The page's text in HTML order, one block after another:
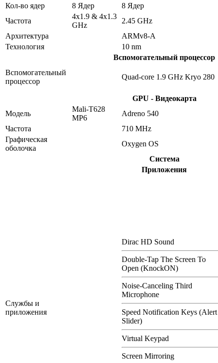
Кол-во ядер
8 Ядер
8 Ядер
Частота
4x1.9 & 4x1.3
GHz
2.45 GHz
Архитектура
ARMv8-A
Технология
10 nm
Вспомогательный процессор
Вспомогательный
процессор
Quad-core 1.9 GHz Kryo 280
GPU - Видеокарта
Модель
Mali-T628
MP6
Adreno 540
Частота
710 MHz
Графическая
оболочка
Oxygen OS
Система
Приложения
Службы и
приложения
Dirac HD Sound
Double-Tap The Screen To
Open (KnockON)
Noise-Canceling Third
Microphone
Speed Notification Keys (Alert
Slider)
Virtual Keypad
Screen Mirroring